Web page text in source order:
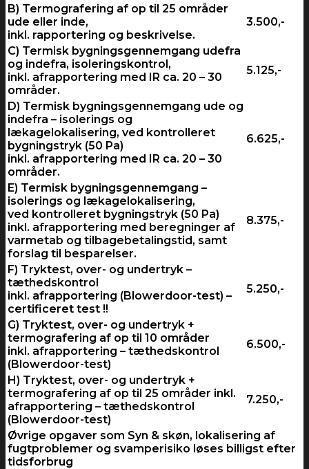
B) Termografering af op til 25 områder
ude eller inde,
inkl. rapportering og beskrivelse.
3.500,-
C) Termisk bygningsgennemgang udefra
og indefra, isoleringskontrol,
inkl. afrapportering med IR ca. 20 – 30
områder.
5.125,-
D) Termisk bygningsgennemgang ude og
indefra – isolerings og
lækagelokalisering, ved kontrolleret
bygningstryk (50 Pa)
inkl. afrapportering med IR ca. 20 – 30
områder.
6.625,-
E) Termisk bygningsgennemgang –
isolerings og lækagelokalisering,
ved kontrolleret bygningstryk (50 Pa)
inkl. afrapportering med beregninger af
varmetab og tilbagebetalingstid, samt
forslag til besparelser.
8.375,-
F) Tryktest, over- og undertryk –
tæthedskontrol
inkl. afrapportering (Blowerdoor-test) –
certificeret test !!
5.250,-
G) Tryktest, over- og undertryk +
termografering af op til 10 områder
inkl. afrapportering – tæthedskontrol
(Blowerdoor-test)
6.500,-
H) Tryktest, over- og undertryk +
termografering af op til 25 områder inkl.
afrapportering – tæthedskontrol
(Blowerdoor-test)
7.250,-
Øvrige opgaver som Syn & skøn, lokalisering af
fugtproblemer og svamperisiko løses billigst efter
tidsforbrug